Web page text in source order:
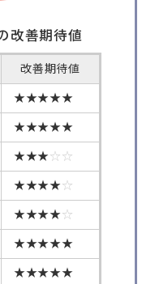
改善期待値
改善期待値
★★★★★
★★★★★
★★★☆☆
★★★★☆
★★★★☆
★★★★★
★★★★★